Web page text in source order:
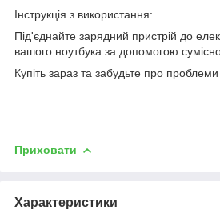
Інструкція з використання:
Під'єднайте зарядний пристрій до
вашого ноутбука за допомогою
Купіть зараз та забудьте про
Приховати
Характеристики